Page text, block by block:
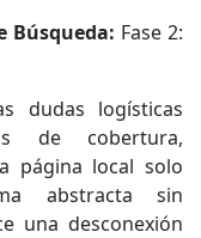
Búsqueda: Fase 2:
dudas logísticas
de cobertura,
página local solo
abstracta sin
una desconexión